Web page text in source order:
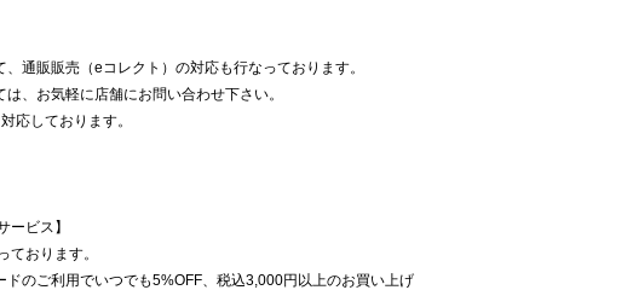
通販販売（eコレクト）の対応も行なっております。
、お気軽に店舗にお問い合わせ下さい。
応しております。
ービス】
ております。
ドのご利用でいつでも5%OFF、税込3,000円以上のお買い上げ